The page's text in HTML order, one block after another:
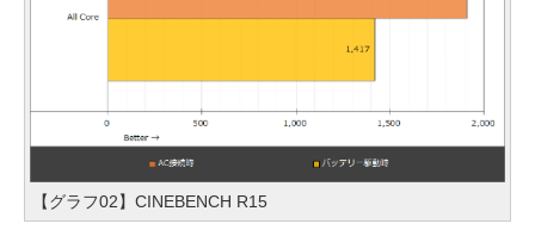
【グラフ02】CINEBENCH R15